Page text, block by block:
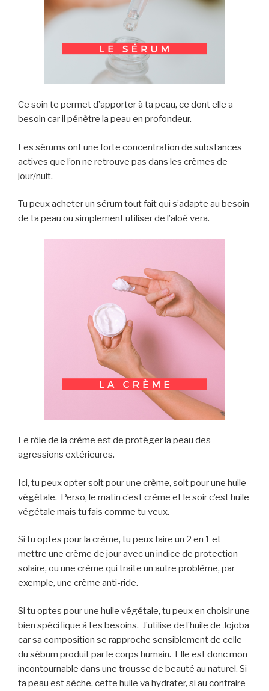
Ce soin te permet d’apporter à ta peau, ce dont elle a
besoin car il pénètre la peau en profondeur.
Les sérums ont une forte concentration de substances
actives que l’on ne retrouve pas dans les crèmes de
jour/nuit.
Tu peux acheter un sérum tout fait qui s’adapte au besoin
de ta peau ou simplement utiliser de l’aloé vera.
Le rôle de la crème est de protéger la peau des
agressions extérieures.
Ici, tu peux opter soit pour une crème, soit pour une huile
végétale. Perso, le matin c’est crème et le soir c’est huile
végétale mais tu fais comme tu veux.
Si tu optes pour la crème, tu peux faire un 2 en 1 et
mettre une crème de jour avec un indice de protection
solaire, ou une crème qui traite un autre problème, par
exemple, une crème anti-ride.
Si tu optes pour une huile végétale, tu peux en choisir une
bien spécifique à tes besoins. J’utilise de l’huile de Jojoba
car sa composition se rapproche sensiblement de celle
du sébum produit par le corps humain. Elle est donc mon
incontournable dans une trousse de beauté au naturel. Si
ta peau est sèche, cette huile va hydrater, si au contraire